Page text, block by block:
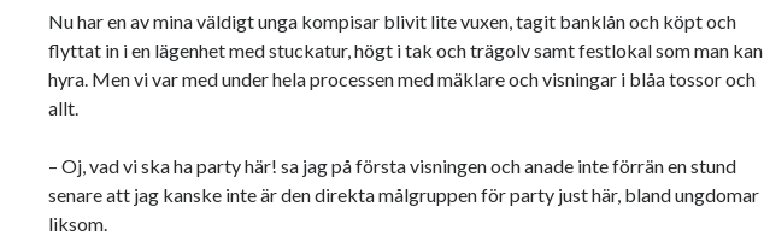
Nu har en av mina väldigt unga kompisar blivit lite vuxen, tagit banklån och köpt och
flyttat in i en lägenhet med stuckatur, högt i tak och trägolv samt festlokal som man kan
hyra. Men vi var med under hela processen med mäklare och visningar i blåa tossor och
allt.
– Oj, vad vi ska ha party här! sa jag på första visningen och anade inte förrän en stund
senare att jag kanske inte är den direkta målgruppen för party just här, bland ungdomar
liksom.